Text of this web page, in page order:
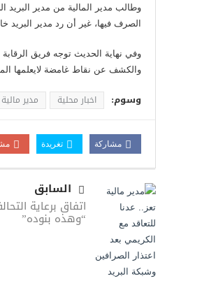
وطالب مدير المالية من مدير البريد
الصرف فيها، غير أن رد مدير البريد
وفي نهاية الحديث توجه فريق
والكشف عن نقاط غامضة لايعلمها
وسوم: اخبار محلية مدير
مشاركة تغريدة
السابق
اتفاق برعاية
“وهذه بنوده”